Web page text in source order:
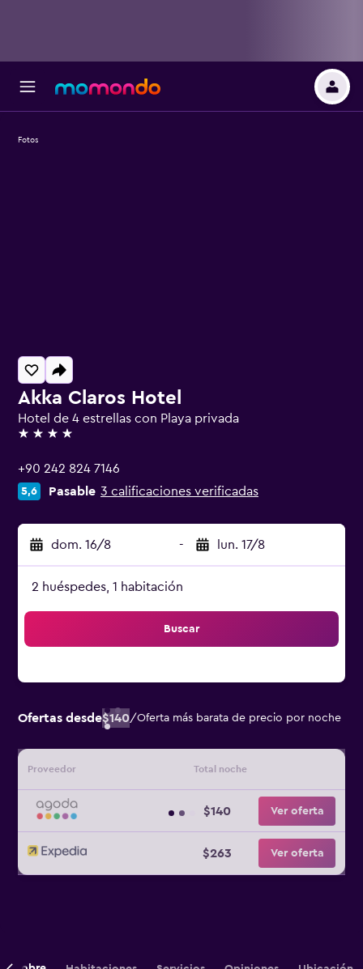
Akka Claros Hotel
Hotel de 4 estrellas con Playa privada
4 estrellas
+90 242 824 7146
5,6 Pasable 3 calificaciones verificadas
dom. 16/8 - lun. 17/8
2 huéspedes, 1 habitación
Buscar
Ofertas desde$140/Oferta más barata de precio por noche
Proveedor Total noche
$140 Ver oferta
$263 Ver oferta
Fotos